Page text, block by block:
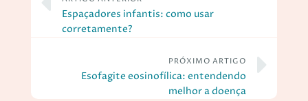
Espaçadores infantis: como usar
corretamente?
PRÓXIMO ARTIGO
Esofagite eosinofílica: entendendo
melhor a doença